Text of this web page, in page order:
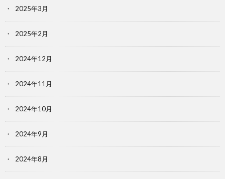
2025年3月
2025年2月
2024年12月
2024年11月
2024年10月
2024年9月
2024年8月